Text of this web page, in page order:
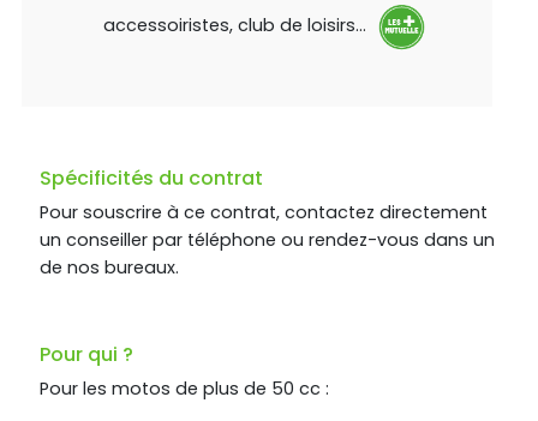
accessoiristes, club de loisirs…
Spécificités du contrat
Pour souscrire à ce contrat, contactez directement
un conseiller par téléphone ou rendez-vous dans un
de nos bureaux.
Pour qui ?
Pour les motos de plus de 50 cc :